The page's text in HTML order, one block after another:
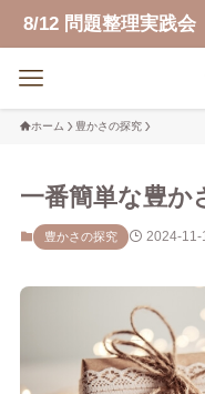
問題整理実践会 10/
ホーム 豊かさの探究
一番簡単な豊か
豊かさの探究 2024-11-